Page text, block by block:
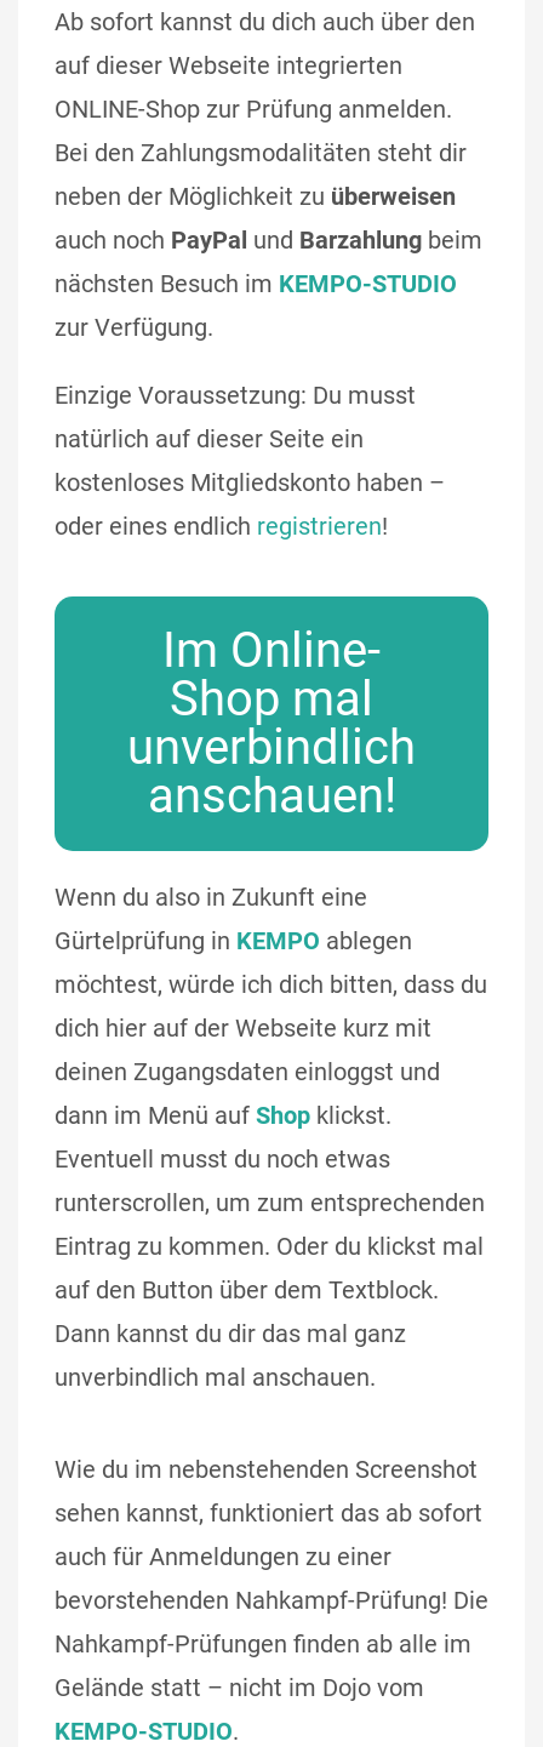
Ab sofort kannst du dich auch über den
auf dieser Webseite integrierten
ONLINE-Shop zur Prüfung anmelden.
Bei den Zahlungsmodalitäten steht dir
neben der Möglichkeit zu überweisen
auch noch PayPal und Barzahlung beim
nächsten Besuch im KEMPO-STUDIO
zur Verfügung.
Einzige Voraussetzung: Du musst
natürlich auf dieser Seite ein
kostenloses Mitgliedskonto haben –
oder eines endlich registrieren!
Im Online-
Shop mal
unverbindlich
anschauen!
Wenn du also in Zukunft eine
Gürtelprüfung in KEMPO ablegen
möchtest, würde ich dich bitten, dass du
dich hier auf der Webseite kurz mit
deinen Zugangsdaten einloggst und
dann im Menü auf Shop klickst.
Eventuell musst du noch etwas
runterscrollen, um zum entsprechenden
Eintrag zu kommen. Oder du klickst mal
auf den Button über dem Textblock.
Dann kannst du dir das mal ganz
unverbindlich mal anschauen.
Wie du im nebenstehenden Screenshot
sehen kannst, funktioniert das ab sofort
auch für Anmeldungen zu einer
bevorstehenden Nahkampf-Prüfung! Die
Nahkampf-Prüfungen finden ab alle im
Gelände statt – nicht im Dojo vom
KEMPO-STUDIO.